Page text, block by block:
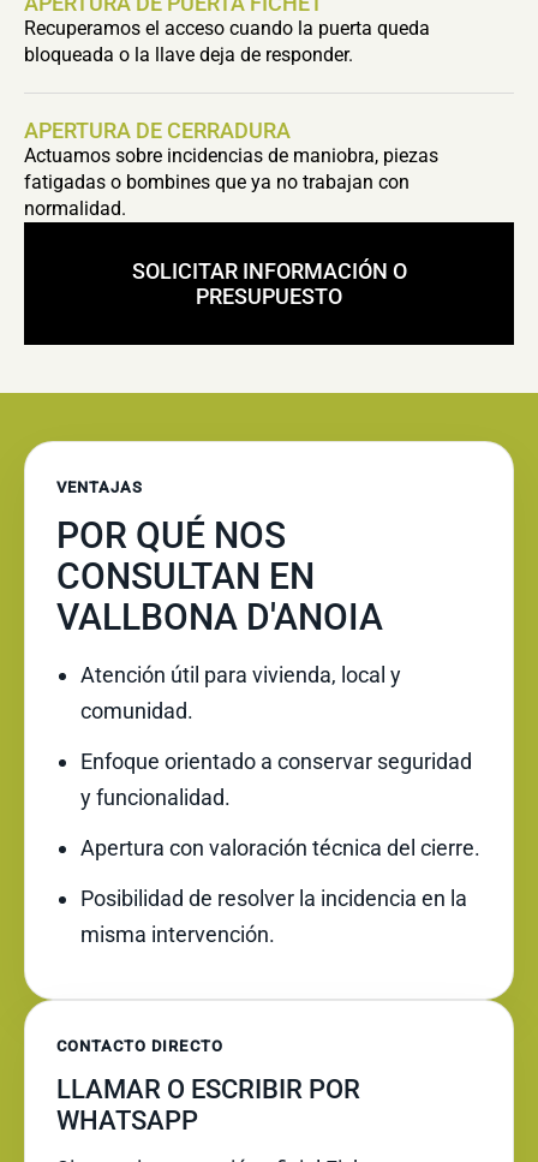
Recuperamos el acceso cuando la puerta queda
bloqueada o la llave deja de responder.
APERTURA DE CERRADURA
Actuamos sobre incidencias de maniobra, piezas
fatigadas o bombines que ya no trabajan con
normalidad.
SOLICITAR INFORMACIÓN O
PRESUPUESTO
VENTAJAS
POR QUÉ NOS
CONSULTAN EN
VALLBONA D'ANOIA
Atención útil para vivienda, local y
comunidad.
Enfoque orientado a conservar seguridad
y funcionalidad.
Apertura con valoración técnica del cierre.
Posibilidad de resolver la incidencia en la
misma intervención.
CONTACTO DIRECTO
LLAMAR O ESCRIBIR POR
WHATSAPP